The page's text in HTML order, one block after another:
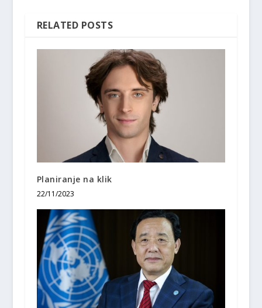
RELATED POSTS
Planiranje na klik
22/11/2023